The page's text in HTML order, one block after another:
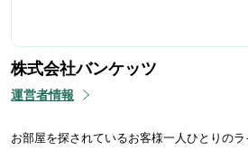
株式会社バンケッツ
運営者情報
お部屋を探されているお客様一人ひとりの